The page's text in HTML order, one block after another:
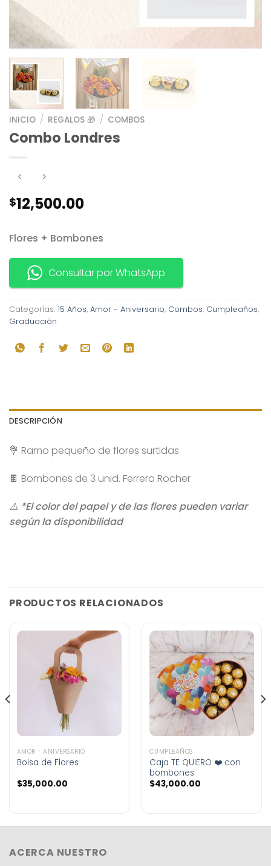
INICIO / REGALOS 🎁 / COMBOS
Combo Londres
$12,500.00
Flores + Bombones
Consultar por WhatsApp
Categorías: 15 Años, Amor - Aniversario, Combos, Cumpleaños,
Graduación
DESCRIPCIÓN
💐 Ramo pequeño de flores surtidas
🍫 Bombones de 3 unid. Ferrero Rocher
⚠️ *El color del papel y de las flores pueden variar
según la disponibilidad
PRODUCTOS RELACIONADOS
AMOR - ANIVERSARIO
Bolsa de Flores
$35,000.00
CUMPLEAÑOS
Caja TE QUIERO ❤️ con
bombones
$43,000.00
ACERCA NUESTRO